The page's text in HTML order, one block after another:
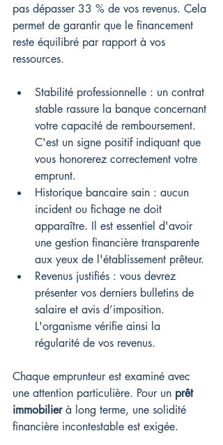
pas dépasser 33 % de vos revenus. Cela
permet de garantir que le financement
reste équilibré par rapport à vos
ressources.
Stabilité professionnelle : un contrat
stable rassure la banque concernant
votre capacité de remboursement.
C'est un signe positif indiquant que
vous honorerez correctement votre
emprunt.
Historique bancaire sain : aucun
incident ou fichage ne doit
apparaître. Il est essentiel d'avoir
une gestion financière transparente
aux yeux de l'établissement prêteur.
Revenus justifiés : vous devrez
présenter vos derniers bulletins de
salaire et avis d’imposition.
L'organisme vérifie ainsi la
régularité de vos revenus.
Chaque emprunteur est examiné avec
une attention particulière. Pour un prêt
immobilier à long terme, une solidité
financière incontestable est exigée.